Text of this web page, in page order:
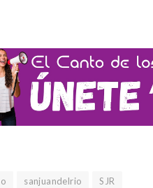
sanjuandelrio SJR